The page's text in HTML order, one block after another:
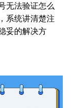
无法验证怎么
系统讲清楚注
妥的解决方